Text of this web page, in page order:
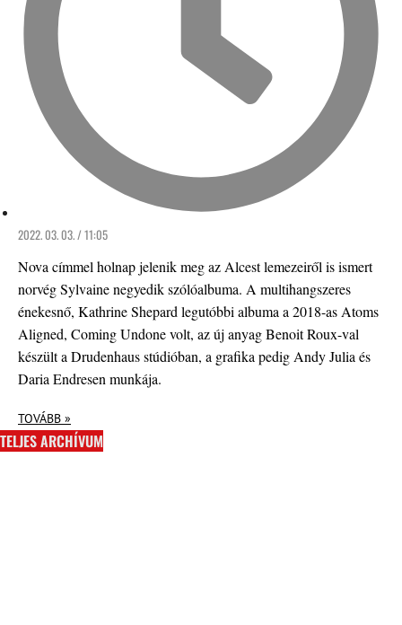
2022. 03. 03. / 11:05
Nova címmel holnap jelenik meg az Alcest lemezeiről is ismert
norvég Sylvaine negyedik szólóalbuma. A multihangszeres
énekesnő, Kathrine Shepard legutóbbi albuma a 2018-as Atoms
Aligned, Coming Undone volt, az új anyag Benoit Roux-val
készült a Drudenhaus stúdióban, a grafika pedig Andy Julia és
Daria Endresen munkája.
TOVÁBB »
TELJES ARCHÍVUM